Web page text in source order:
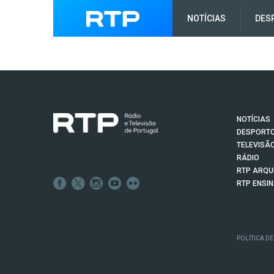
NOTÍCIAS
NOTÍCIAS
RÁDIO
RTP
RTP
POLÍTICA